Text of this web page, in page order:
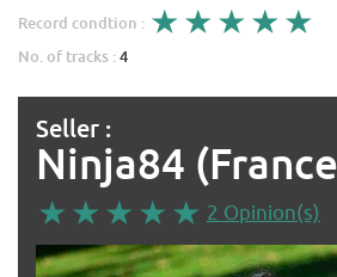
Record condtion :
No. of tracks :4
Seller :
Ninja84
2 Opinion(s)